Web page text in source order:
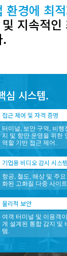
환경에 최
지속적인
.
심 시스템.
접근 제어 및 자격 증명
터미널, 보안 구역, 비행
지 및 항만 운영을 위한
역할 기반 접근 제어.
기업용 비디오 감시 시스템
항공, 철도, 해상 및 주
화된 고화질 다중 사이
물리적 보안
여객 터미널 및 이용객
게 설계된 통합 감지 및
템.